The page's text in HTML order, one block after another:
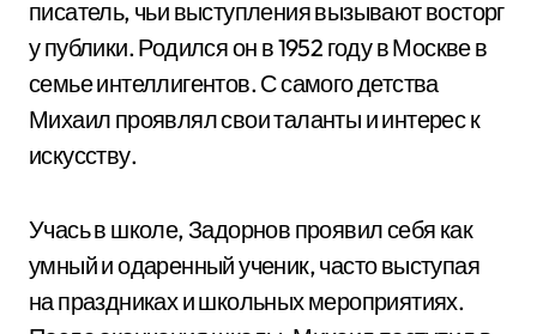
писатель, чьи выступления вызывают восторг
у публики. Родился он в 1952 году в Москве в
семье интеллигентов. С самого детства
Михаил проявлял свои таланты и интерес к
искусству.
Учась в школе, Задорнов проявил себя как
умный и одаренный ученик, часто выступая
на праздниках и школьных мероприятиях.